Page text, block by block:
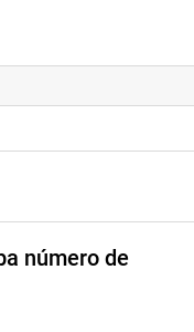
Farmacéuticos
Aljovín, presentó un
de su Comité Ejecutivo,
del Consejo
relaciones de amistad
número de